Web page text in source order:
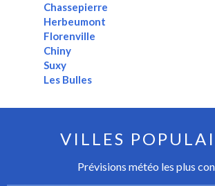
Chassepierre
Herbeumont
Florenville
Chiny
Suxy
Les Bulles
VILLES
Prévisions météo les plus